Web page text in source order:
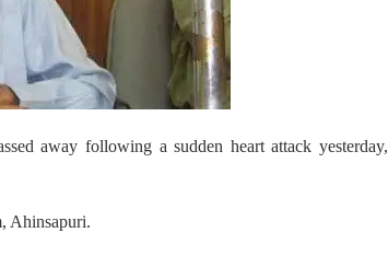
away following a sudden heart attack yesterday,
Ahinsapuri.